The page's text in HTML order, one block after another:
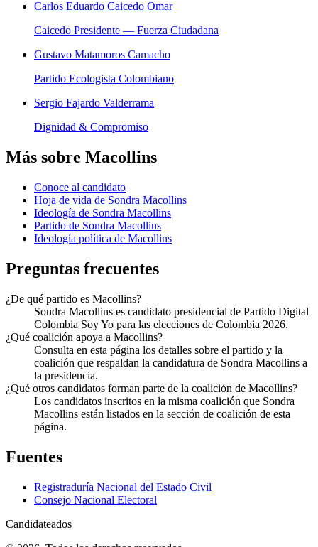
Carlos Eduardo Caicedo Omar
Caicedo Presidente — Fuerza Ciudadana
Gustavo Matamoros Camacho
Partido Ecologista Colombiano
Sergio Fajardo Valderrama
Dignidad & Compromiso
Más sobre Macollins
Conoce al candidato
Hoja de vida de Sondra Macollins
Ideología de Sondra Macollins
Partido de Sondra Macollins
Ideología política de Macollins
Preguntas frecuentes
¿De qué partido es Macollins?
Sondra Macollins es candidato presidencial de Partido Digital
Colombia Soy Yo para las elecciones de Colombia 2026.
¿Qué coalición apoya a Macollins?
Consulta en esta página los detalles sobre el partido y la
coalición que respaldan la candidatura de Sondra Macollins a
la presidencia.
¿Qué otros candidatos forman parte de la coalición de Macollins?
Los candidatos inscritos en la misma coalición que Sondra
Macollins están listados en la sección de coalición de esta
página.
Fuentes
Registraduría Nacional del Estado Civil
Consejo Nacional Electoral
Candidateados